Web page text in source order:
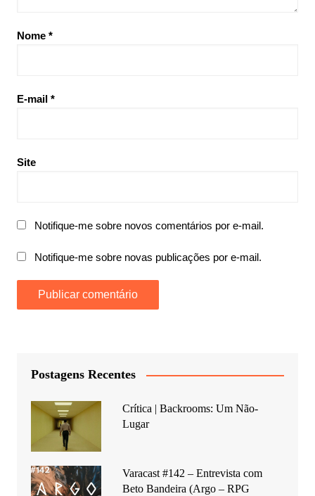
Nome *
E-mail *
Site
Notifique-me sobre novos comentários por e-mail.
Notifique-me sobre novas publicações por e-mail.
Postagens Recentes
Crítica | Backrooms: Um Não-
Lugar
Varacast #142 – Entrevista com
Beto Bandeira (Argo – RPG